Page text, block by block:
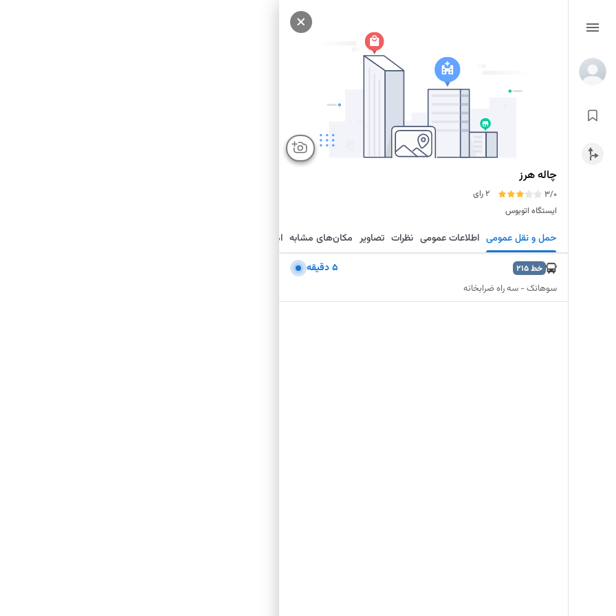
چاله هرز
3/0
2 رای
ایستگاه اتوبوس
حمل و نقل عمومی اطلاعات عمومی نظرات تصاویر مکان‌های مشابه امکانات نزدیک
خط215 5 دقیقه
سوهانک - سه راه ضرابخانه